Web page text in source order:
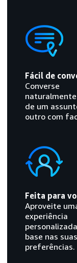
Fácil de
Converse
de um
outro com
Feita para
Aproveite
experiência
base nas suas
preferências.